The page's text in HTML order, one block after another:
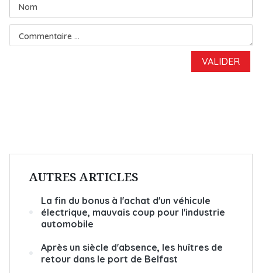
AUTRES ARTICLES
La fin du bonus à l'achat d'un véhicule
électrique, mauvais coup pour l'industrie
automobile
Après un siècle d'absence, les huîtres de
retour dans le port de Belfast